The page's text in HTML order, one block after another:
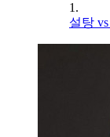
1.
설탕